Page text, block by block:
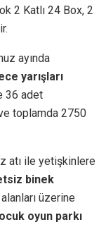
2 Katlı 24 Box, 2
ayında
yarışları
36 adet
toplamda 2750
atı ile yetişkinlere
binek
üzerine
oyun parkı